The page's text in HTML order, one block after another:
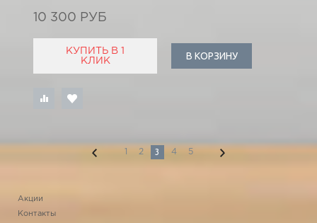
10 300 РУБ
КУПИТЬ В 1
КЛИК
В КОРЗИНУ
1 2 3 4 5
Акции
Контакты